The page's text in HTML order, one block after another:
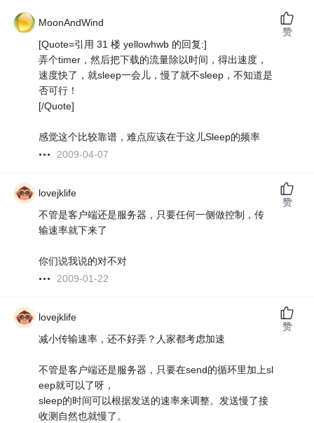
MoonAndWind
[Quote=引用 31 楼 yellowhwb 的回复:]
弄个timer，然后把下载的流量除以时间，得出速度，
速度快了，就sleep一会儿，慢了就不sleep，不知道是
否可行！
[/Quote]
感觉这个比较靠谱，难点应该在于这儿Sleep的频率
2009-04-07
赞
lovejklife
不管是客户端还是服务器，只要任何一侧做控制，传
输速率就下来了
你们说我说的对不对
2009-01-22
赞
lovejklife
减小传输速率，还不好弄？人家都考虑加速
不管是客户端还是服务器，只要在send的循环里加上sl
eep就可以了呀，
sleep的时间可以根据发送的速率来调整。发送慢了接
收测自然也就慢了。
赞